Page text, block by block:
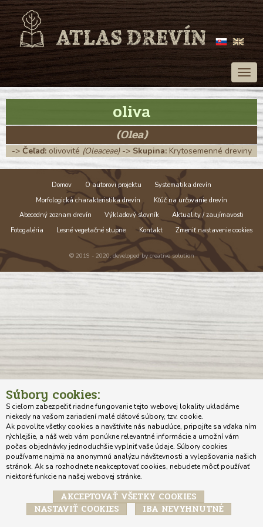
oliva
(Olea)
-> Čeľaď: olivovité (Oleaceae)-> Skupina: Krytosemenné dreviny
Domov O autorovi projektu
Systematika drevín
Morfologická charakteristika drevín
Kľúč na určovanie drevín
Abecedný zoznam drevín
Výkladový slovník
Aktuality / zaujímavosti
Fotogaléria
Lesné vegetačné stupne Kontakt Zmeniť nastavenie cookies
© 2019 - 2020, developed bycreative solution
Súbory cookies:
S cieľom zabezpečiť riadne fungovanie tejto webovej lokality ukladáme
niekedy na vašom zariadení malé dátové súbory, tzv. cookie.
Ak povolíte všetky cookies a navštívite nás nabudúce, pripojíte sa vďaka ním
rýchlejšie, a náš web vám ponúkne relevantné informácie a umožní vám
počas objednávky jednoduchšie vyplniť vaše údaje. Súbory cookies
používame najmä na anonymnú analýzu návštevnosti a vylepšovania našich
stránok. Ak sa rozhodnete neakceptovať cookies, nebudete môcť používať
niektoré funkcie na našej webovej stránke.
AKCEPTOVAŤ VŠETKY COOKIES
NASTAVIŤ COOKIES
IBA NEVYHNUTNÉ